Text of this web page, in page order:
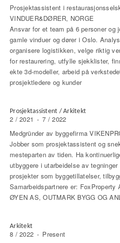
Prosjektassistent i
VINDUER&DØRER, NORGE
Ansvar for et team på 6 personer og
gamle vinduer og dører i Oslo.
organisere logistikken, velge riktig
for restaurering, utfylle sjekklister,
ekte 3d-modeller, arbeid på
prosjektledere og kunder
Prosjektassistent / Arkitekt
2 / 2021 - 7 / 2022
Medgründer av byggefirma
Jobber som prosjektassistent og
mesteparten av tiden. Ha
utbyggere i utarbeidelse av
prosjekter som byggetillatelser,
Samarbeidspartnere er: FoxProperty
ØYEN AS, OUTMARK BYGG OG
Arkitekt
8 / 2022 - Present